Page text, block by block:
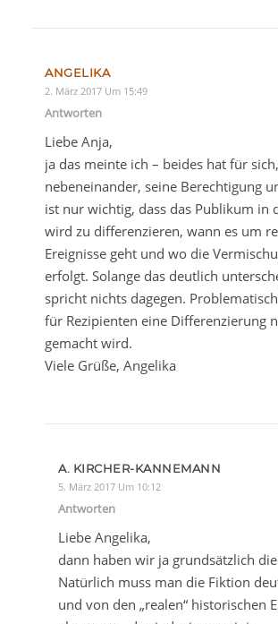
ANGELIKA
2. März 2017 Um 15:49
Antworten
Liebe Anja,
ja das meinte ich – beides hat für
nebeneinander, seine Berechtigung
ist nur wichtig, dass das Publikum in
wird zu differenzieren, wann es um
Ereignisse geht und wo die
erfolgt. Solange das deutlich
spricht nichts dagegen.
für Rezipienten eine Differenzierung
gemacht wird.
Viele Grüße, Angelika
A. KIRCHER-KANNEMANN
5. März 2017 Um 10:12
Antworten
Liebe Angelika,
dann haben wir ja grundsätzlich
Natürlich muss man die Fiktion
und von den „realen“ historischen